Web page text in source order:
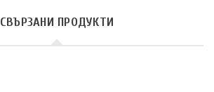
СВЪРЗАНИ ПРОДУКТИ